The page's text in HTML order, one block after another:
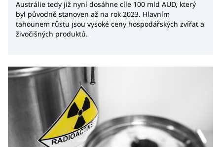
Austrálie tedy již nyní dosáhne cíle 100 mld AUD, který
byl původně stanoven až na rok 2023. Hlavním
tahounem růstu jsou vysoké ceny hospodářských zvířat a
živočišných produktů.